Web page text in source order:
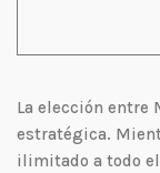
La elección entre
estratégica.
ilimitado a todo